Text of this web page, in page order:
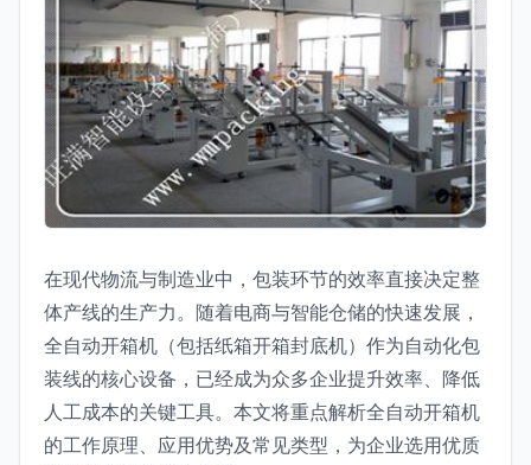
在现代物流与制造业中，包装环节的效率直接决定整
体产线的生产力。随着电商与智能仓储的快速发展，
全自动开箱机（包括纸箱开箱封底机）作为自动化包
装线的核心设备，已经成为众多企业提升效率、降低
人工成本的关键工具。本文将重点解析全自动开箱机
的工作原理、应用优势及常见类型，为企业选用优质